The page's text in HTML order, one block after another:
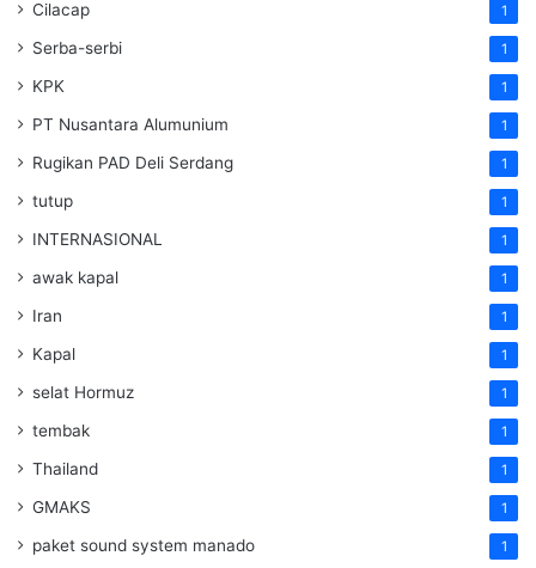
Cilacap 1
Serba-serbi 1
KPK 1
PT Nusantara Alumunium 1
Rugikan PAD Deli Serdang 1
tutup 1
INTERNASIONAL 1
awak kapal 1
Iran 1
Kapal 1
selat Hormuz 1
tembak 1
Thailand 1
GMAKS 1
paket sound system manado 1